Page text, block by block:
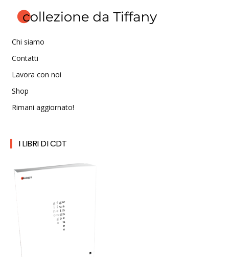
Chi siamo
Contatti
Lavora con noi
Shop
Rimani aggiornato!
I LIBRI DI CDT